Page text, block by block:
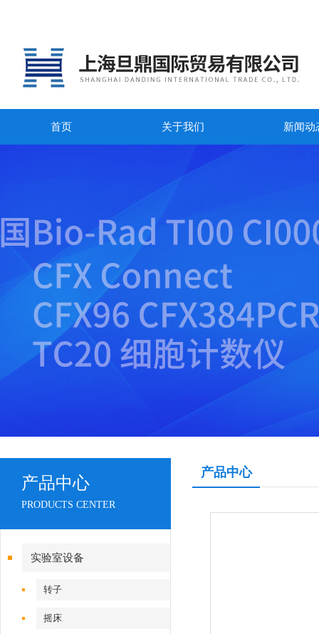
首页 关于我们 新闻动
产品中心
PRODUCTS CENTER
实验室设备
转子
摇床
产品中心